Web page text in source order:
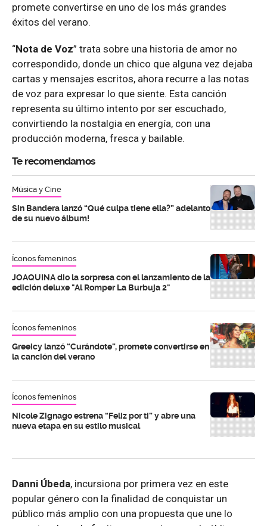
promete convertirse en uno de los más grandes
éxitos del verano.
“Nota de Voz” trata sobre una historia de amor no
correspondido, donde un chico que alguna vez dejaba
cartas y mensajes escritos, ahora recurre a las notas
de voz para expresar lo que siente. Esta canción
representa su último intento por ser escuchado,
convirtiendo la nostalgia en energía, con una
producción moderna, fresca y bailable.
Te recomendamos
Música y Cine
Sin Bandera lanzó “Qué culpa tiene ella?” adelanto
de su nuevo álbum!
Íconos femeninos
JOAQUINA dio la sorpresa con el lanzamiento de la
edición deluxe "Al Romper La Burbuja 2"
Íconos femeninos
Greeicy lanzó “Curándote”, promete convertirse en
la canción del verano
Íconos femeninos
Nicole Zignago estrena “Feliz por ti” y abre una
nueva etapa en su estilo musical
Danni Úbeda, incursiona por primera vez en este
popular género con la finalidad de conquistar un
público más amplio con una propuesta que une lo